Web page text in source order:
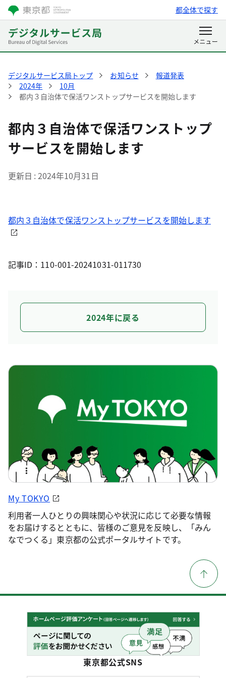
都全体で探す
デジタルサービス局トップ お知らせ
報道発表
2024年
10月
都内３自治体で保活ワンストップサービスを開始します
都内３自治体で保活ワンストップ
サービスを開始します
更新日 2024年10月31日
都内３自治体で保活ワンストップサービスを開始します
記事ID：110-001-20241031-011730
2024年に戻る
My TOKYO
利用者一人ひとりの興味関心や状況に応じて必要な情報
をお届けするとともに、皆様のご意見を反映し、「みん
なでつくる」東京都の公式ポータルサイトです。
東京都公式SNS